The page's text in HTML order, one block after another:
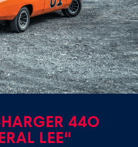
Alle anzeigen
440
LEE“